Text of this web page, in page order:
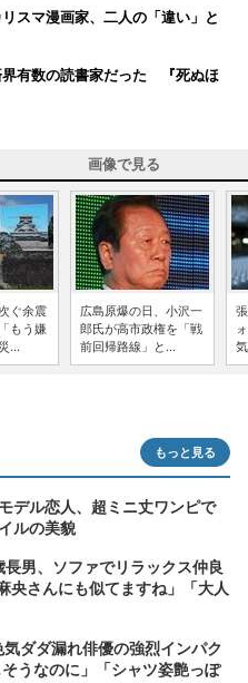
スマ漫画家、二人の「違い」と
有数の読書家だった 『死ぬほ
画像で見る
ぐ余震
もう嫌
...
広島原爆の日、小沢一
郎氏が高市政権を「戦
前回帰路線」と...
もっと見る
デル恋人、超ミニ丈ワンピで
ルの美貌
男、ソファでリラックス仲良
さんにも似てますね」「大人
ダダ漏れ俳優の強烈インパク
うなのに」「シャツ姿艶っぽ